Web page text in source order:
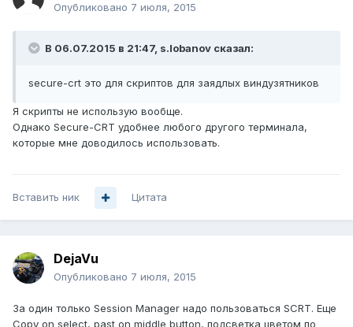
Опубликовано 7 июля, 2015
В 06.07.2015 в 21:47, s.lobanov сказал:
secure-crt это для скриптов для заядлых виндузятников
Я скрипты не использую вообще.
Однако Secure-CRT удобнее любого другого терминала,
которые мне доводилось использовать.
Вставить ник Цитата
DejaVu
Опубликовано 7 июля, 2015
За один только Session Manager надо пользоваться SCRT. Еще
Copy on select, past on middle button, подсветка цветом по